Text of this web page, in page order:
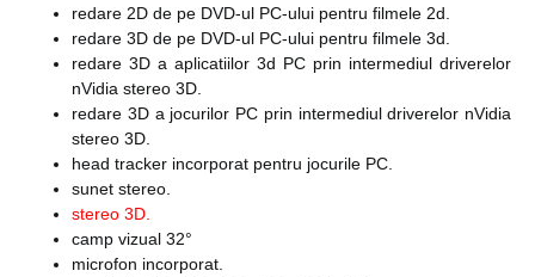
redare 2D de pe DVD-ul PC-ului pentru filmele 2d.
redare 3D de pe DVD-ul PC-ului pentru filmele 3d.
redare 3D a aplicatiilor 3d PC prin intermediul driverelor
nVidia stereo 3D.
redare 3D a jocurilor PC prin intermediul driverelor nVidia
stereo 3D.
head tracker incorporat pentru jocurile PC.
sunet stereo.
stereo 3D.
camp vizual 32°
microfon incorporat.